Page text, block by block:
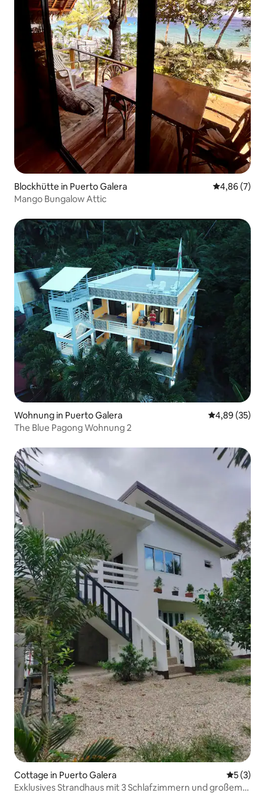
Blockhütte in Puerto Galera
4,86 (7)
Mango Bungalow Attic
Wohnung in Puerto Galera
4,89 (35)
The Blue Pagong Wohnung 2
Cottage in Puerto Galera
5 (3)
Exklusives Strandhaus mit 3 Schlafzimmern und großem